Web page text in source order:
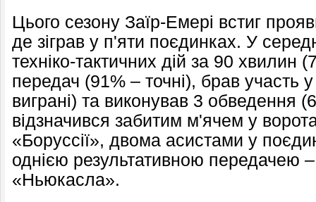
Цього сезону Заїр-Емері встиг
де зіграв у п'яти поєдинках. У
техніко-тактичних дій за 90 хвилин
передач (91% – точні), брав участь
виграні) та виконував 3 обведення
відзначився забитим м'ячем у
«Боруссії», двома асистами у
однією результативною передачею –
«Ньюкасла».